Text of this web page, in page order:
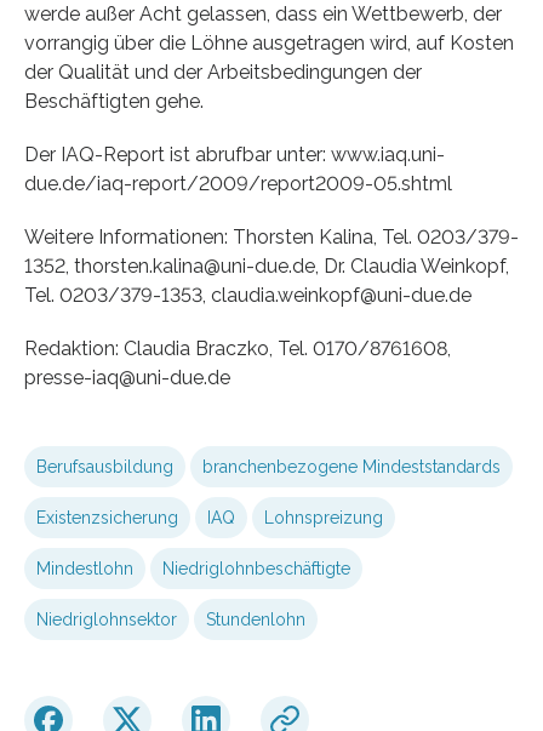
werde außer Acht gelassen, dass ein Wettbewerb, der
vorrangig über die Löhne ausgetragen wird, auf Kosten
der Qualität und der Arbeitsbedingungen der
Beschäftigten gehe.
Der IAQ-Report ist abrufbar unter: www.iaq.uni-
due.de/iaq-report/2009/report2009-05.shtml
Weitere Informationen: Thorsten Kalina, Tel. 0203/379-
1352, thorsten.kalina@uni-due.de, Dr. Claudia Weinkopf,
Tel. 0203/379-1353, claudia.weinkopf@uni-due.de
Redaktion: Claudia Braczko, Tel. 0170/8761608,
presse-iaq@uni-due.de
Berufsausbildung branchenbezogene Mindeststandards
Existenzsicherung IAQ Lohnspreizung
Mindestlohn Niedriglohnbeschäftigte
Niedriglohnsektor Stundenlohn